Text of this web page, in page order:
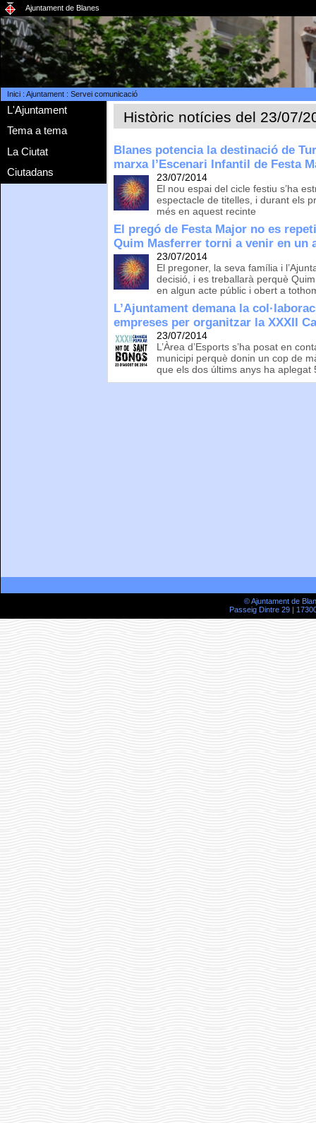
Ajuntament de Blanes
Inici: Ajuntament: Servei comunicació
L'Ajuntament
Tema a tema
La Ciutat
Ciutadans
Històric notícies del 23/07/
Blanes potencia la destinació de
marxa l’Escenari Infantil de Festa
23/07/2014
El nou espai del cicle festiu s’ha
espectacle de titelles, i durant els
més en aquest recinte
El pregó de Festa Major no es
Quim Masferrer torni a venir en un
23/07/2014
El pregoner, la seva família i
decisió, i es treballarà perquè
en algun acte públic i obert a
L’Ajuntament demana la
empreses per organitzar la XXXII
23/07/2014
L’Àrea d’Esports s’ha posat en
municipi perquè donin un cop de
que els dos últims anys ha aplegat
© Ajuntament de
Passeig Dintre 29 |